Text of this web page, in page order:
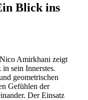
Blick ins
Amirkhani zeigt
sein Innerstes.
geometrischen
Gefühlen der
Der Einsatz